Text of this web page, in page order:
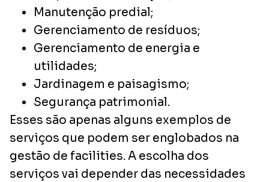
Manutenção predial;
Gerenciamento de resíduos;
Gerenciamento de energia e
utilidades;
Jardinagem e paisagismo;
Segurança patrimonial.
Esses são apenas alguns exemplos de
serviços que podem ser englobados na
gestão de facilities. A escolha dos
serviços vai depender das necessidades